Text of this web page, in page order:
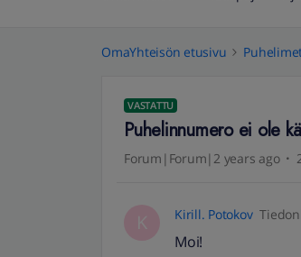
OmaYhteisön etusivu
VASTATTU
Puhelinnumero ei ole
Forum|Forum|2 years ago
K Kirill. Potokov
Moi!